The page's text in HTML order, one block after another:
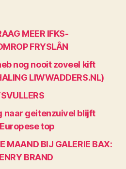
MEER IFKS-
FRYSLÂN
nog nooit zoveel kift
LIWWADDERS.NL)
naar geitenzuivel blijft
top
MAAND BIJ GALERIE BAX:
BRAND